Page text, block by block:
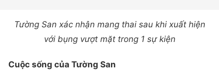
Tường San xác nhận mang thai sau khi xuất hiện
với bụng vượt mặt trong 1 sự kiện
Cuộc sống của Tường San